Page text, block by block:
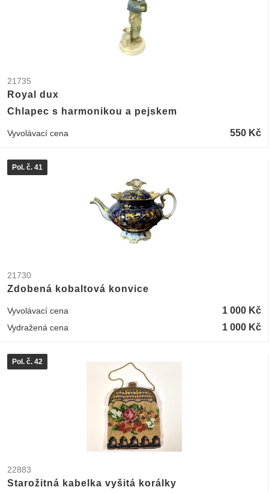
21735
Royal dux
Chlapec s harmonikou a pejskem
Vyvolávací cena 550 Kč
Pol. č. 41
21730
Zdobená kobaltová konvice
Vyvolávací cena 1 000 Kč
Vydražená cena 1 000 Kč
Pol. č. 42
22883
Starožitná kabelka vyšitá korálky